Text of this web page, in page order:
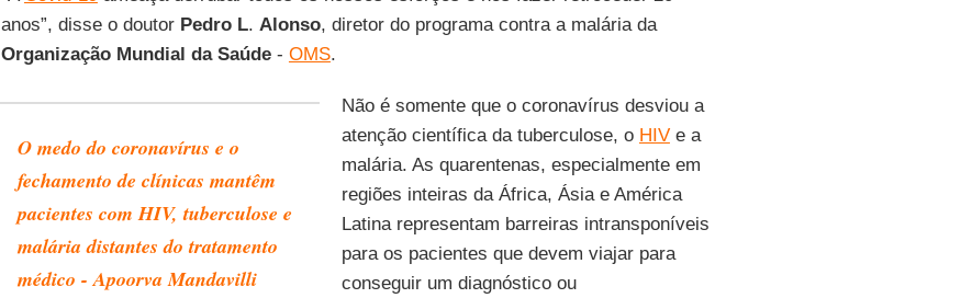
anos”, disse o doutor Pedro L. Alonso, diretor do programa contra a malária da
Organização Mundial da Saúde- OMS.
O medo do coronavírus e o
fechamento de clínicas mantêm
pacientes com HIV, tuberculose e
malária distantes do tratamento
médico - Apoorva Mandavilli
Não é somente que o coronavírus desviou a
atenção científica da tuberculose, o HIV e a
malária. As quarentenas, especialmente em
regiões inteiras da África, Ásia e América
Latina representam barreiras intransponíveis
para os pacientes que devem viajar para
conseguir um diagnóstico ou